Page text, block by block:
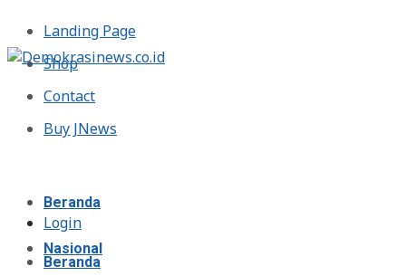
Landing Page
Shop
Contact
Buy JNews
Login
Beranda
Nasional
Beranda